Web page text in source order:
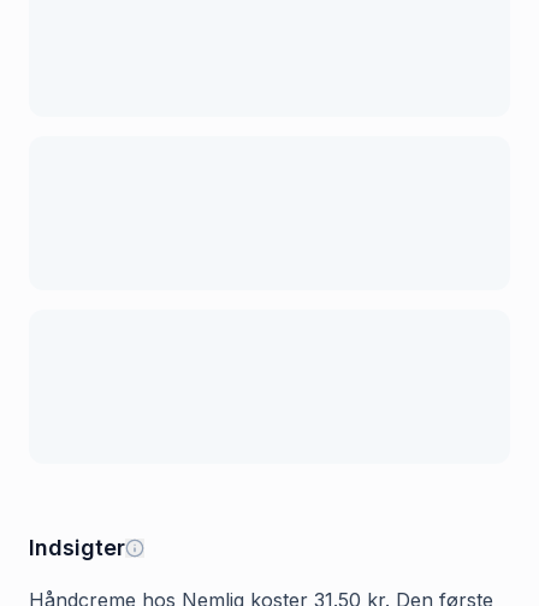
Indsigter
Håndcreme hos Nemlig koster 31.50 kr. Den første